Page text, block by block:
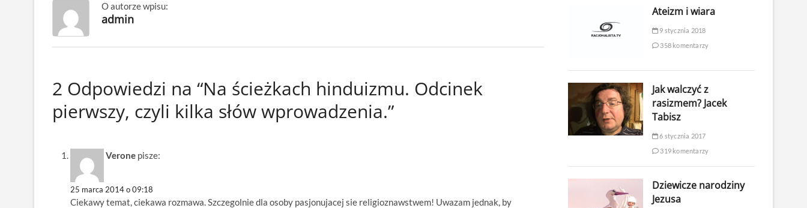
O autorze wpisu:
admin
2 Odpowiedzi na “Na ścieżkach hinduizmu. Odcinek
pierwszy, czyli kilka słów wprowadzenia.”
Verone pisze:
25 marca 2014 o 09:18
Ciekawy temat, ciekawa rozmawa. Szczegolnie dla osoby pasjonujacej sie religioznawstwem! Uwazam jednak, by
Ateizm i wiara
9 stycznia 2018
358 komentarzy
Jak walczyć z
rasizmem? Jacek
Tabisz
6 stycznia 2017
319 komentarzy
Dziewicze narodziny
Jezusa